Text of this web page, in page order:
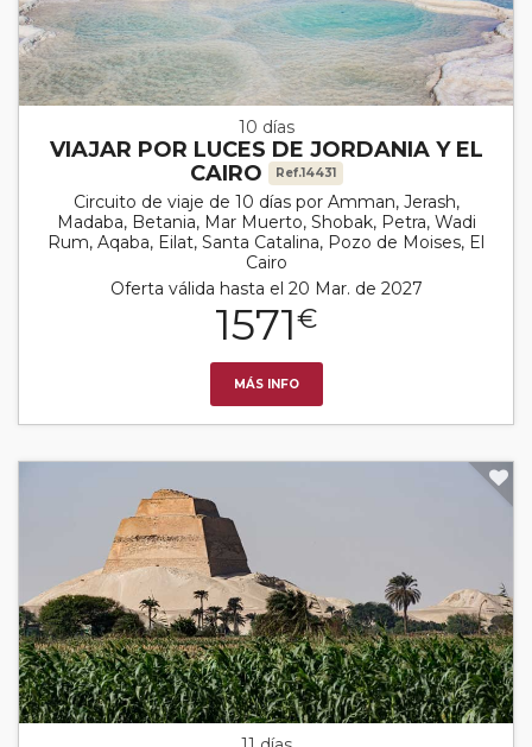
10 días
VIAJAR POR LUCES DE JORDANIA Y EL
CAIRO
Ref.14431
Circuito de viaje de 10 días por Amman, Jerash,
Madaba, Betania, Mar Muerto, Shobak, Petra, Wadi
Rum, Aqaba, Eilat, Santa Catalina, Pozo de Moises, El
Cairo
Oferta válida hasta el 20 Mar. de 2027
1571€
MÁS INFO